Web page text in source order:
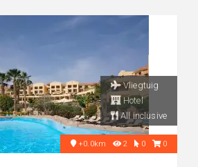
Vliegtuig
Hotel
All inclusive
+0.0km 2 0 0